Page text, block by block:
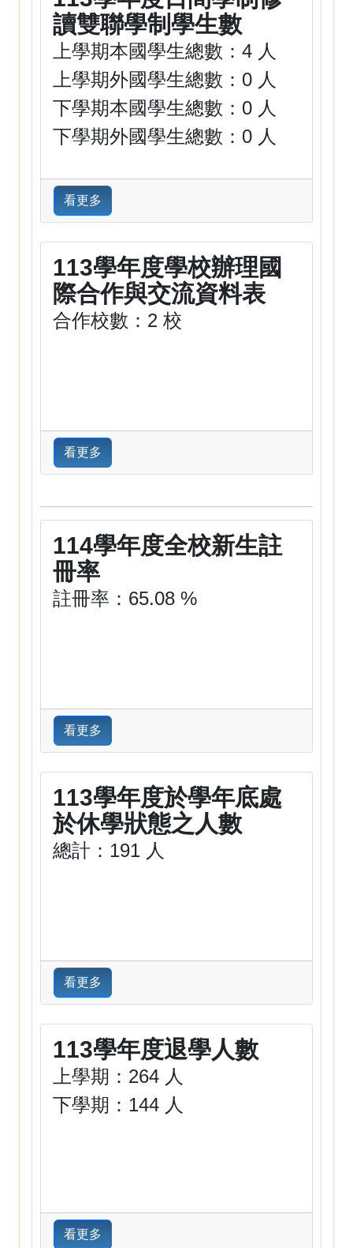
讀雙聯學制學生數
上學期本國學生總數：4 人
上學期外國學生總數：0 人
下學期本國學生總數：0 人
下學期外國學生總數：0 人
看更多
113學年度學校辦理國
際合作與交流資料表
合作校數：2 校
看更多
114學年度全校新生註
冊率
註冊率：65.08 %
看更多
113學年度於學年底處
於休學狀態之人數
總計：191 人
看更多
113學年度退學人數
上學期：264 人
下學期：144 人
看更多